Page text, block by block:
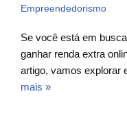
Empreendedorismo
Se você está em
ganhar renda extra
artigo, vamos explorar
mais »